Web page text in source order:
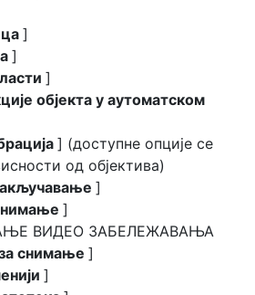
]
]
]
објекта у аутоматском
] (доступне опције се
од објектива)
]
]
ВИДЕО ЗАБЕЛЕЖАВАЊА
снимање ]
]